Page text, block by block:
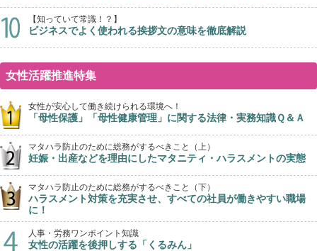
【知っていて常識！？】
ビジネスでよく使われる挨拶文の意味を徹底解説
女性活躍推進特集
女性が安心して働き続けられる環境へ！
「母性保護」「母性健康管理」に関する法律・実務知識Ｑ＆Ａ
マタハラ防止のために総務がするべきこと（上）
妊娠・出産などを理由にしたマタニティ・ハラスメントの実態
マタハラ防止のために総務がするべきこと（下）
ハラスメント対策を充実させ、すべての社員が働きやすい職場
に！
人事・労務ワンポイント知識
女性の活躍を後押しする「くるみん」